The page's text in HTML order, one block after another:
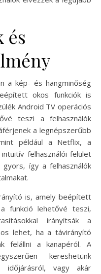
és
a kép- és hangminőség
okos funkciók is
Android TV operációs
teszi a felhasználók
a legnépszerűbb
például a Netflix, a
felhasználói felület
így a felhasználók
is, amely beépített
funkció lehetővé teszi,
irányítsák a
lehet, ha a távirányító
felállni a kanapéról. A
kereshetünk
időjárásról, vagy akár